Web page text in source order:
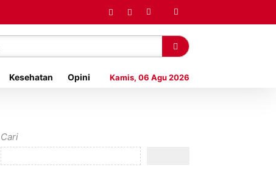
Kesehatan Opini Kamis, 06 Agu 2026
Cari